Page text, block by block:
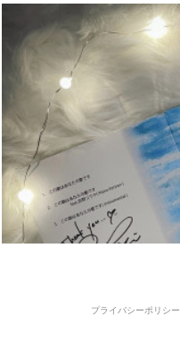
プライバシーポリシー